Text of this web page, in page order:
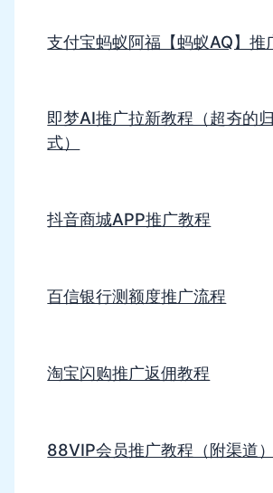
支付宝蚂蚁阿福【蚂蚁AQ】推
即梦AI推广拉新教程（超夯的
式）
抖音商城APP推广教程
百信银行测额度推广流程
淘宝闪购推广返佣教程
88VIP会员推广教程（附渠道）